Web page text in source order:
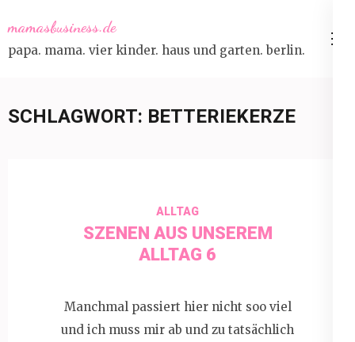
to
content
mamasbusiness.de
papa. mama. vier kinder. haus und garten. berlin.
SCHLAGWORT: BETTERIEKERZE
ALLTAG
SZENEN AUS UNSEREM
ALLTAG 6
Manchmal passiert hier nicht soo viel
und ich muss mir ab und zu tatsächlich